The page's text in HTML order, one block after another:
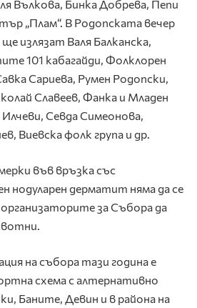
Вълкова, Бинка Добрева, Пепи
„Плам“. В Родопската вечер
излязат Валя Балканска,
101 кабагайди, Фолклорен
Сариева, Румен Родопски,
Славеев, Фанка и Младен
Севда Симеонова,
Виевска фолк група и др.
във връзка със
нодуларен дерматит няма да се
организаторите за Събора да
на събора тази година е
схема с алтернативно
Баните, Девин и в района на